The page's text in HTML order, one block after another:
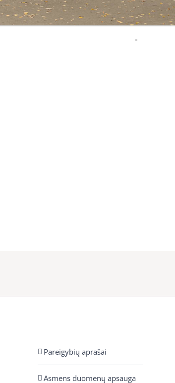
Pareigybių aprašai
Asmens duomenų apsauga